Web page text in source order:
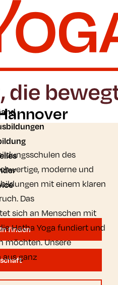
finden
des
moderne und
mit einem klaren
Das
sich an Menschen mit
Hatha Yoga fundiert und
möchten. Unsere
ganz